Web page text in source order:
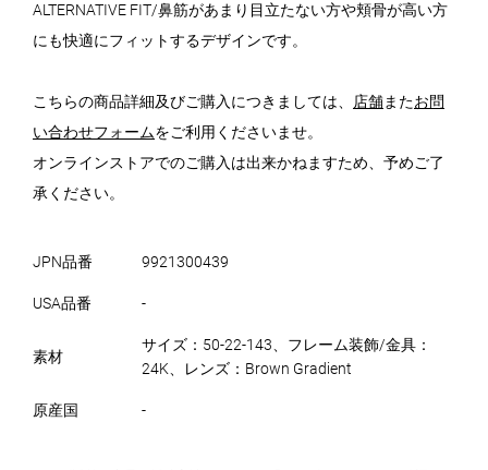
ALTERNATIVE FIT/鼻筋があまり目立たない方や頬骨が高い方
にも快適にフィットするデザインです。
こちらの商品詳細及びご購入につきましては、 店舗またお問
い合わせフォームをご利用くださいませ。
オンラインストアでのご購入は出来かねますため、予めご了
承ください。
JPN品番 9921300439
USA品番 -
素材
サイズ：50-22-143、フレーム装飾/金具：
24K、レンズ：Brown Gradient
原産国 -